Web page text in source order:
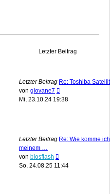
Letzter Beitrag
Letzter Beitrag Re: Toshiba
von giovane7
Beitrag
Mi, 23.10.24 19:38
Letzter Beitrag Re: Wie komme
meinem …
von biosflash
Beitrag
So, 24.08.25 11:44